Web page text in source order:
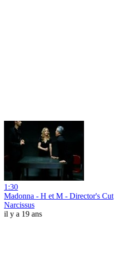
1:30
Madonna - H et M - Director's Cut
Narcissus
il y a 19 ans